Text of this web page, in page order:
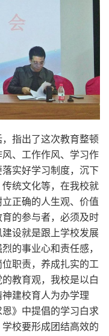
指出了这次教育整顿
、工作作风、学习作
实好学习制度，沉下
统文化等，在我校就
正确的人生观、价值
的参与者，必须及时
设就是跟上学校发展
的事业心和责任感，
职责，养成扎实的工
教育观，我校是以白
建校育人为办学理
》中提倡的学习白求
校要形成团结高效的